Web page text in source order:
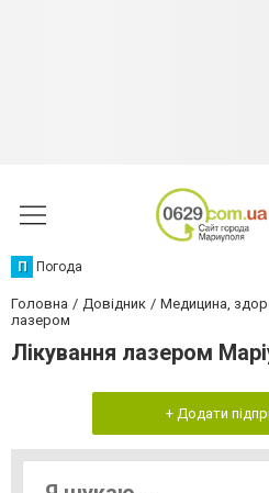
П Погода
Головна Довідник Медицина,
лазером
Лікування лазером
+ Додати